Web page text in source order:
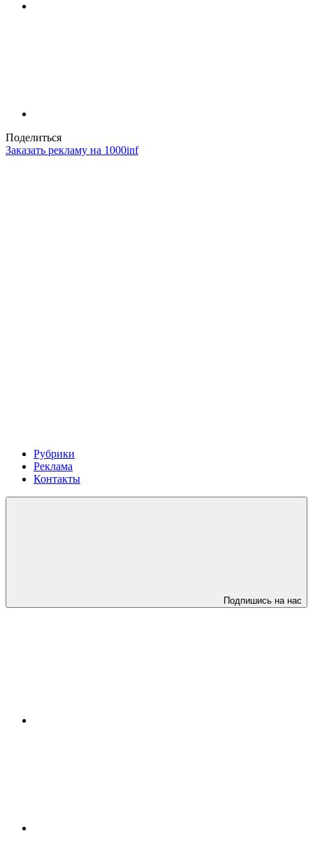
Поделиться
Заказать рекламу на 1000inf
Рубрики
Реклама
Контакты
Подпишись на нас